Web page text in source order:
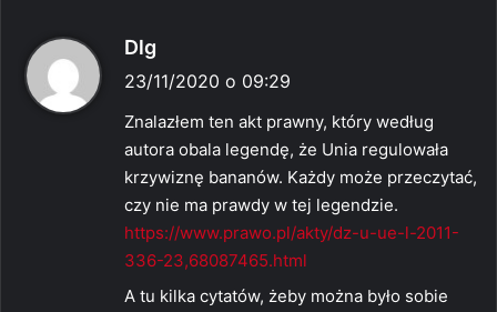
Dlg
i
e
:
23/11/2020 o 09:29
Znalazłem ten akt prawny, który według
autora obala legendę, że Unia regulowała
krzywiznę bananów. Każdy może przeczytać,
czy nie ma prawdy w tej legendzie.
https://www.prawo.pl/akty/dz-u-ue-l-2011-
336-23,68087465.html
A tu kilka cytatów, żeby można było sobie